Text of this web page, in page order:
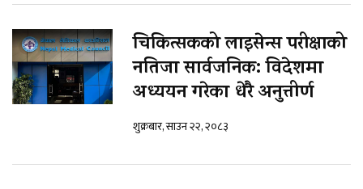
चिकित्सकको लाइसेन्स परीक्षाको
नतिजा सार्वजनिक: विदेशमा
अध्ययन गरेका धेरै अनुत्तीर्ण
शुक्रबार, साउन २२, २०८३